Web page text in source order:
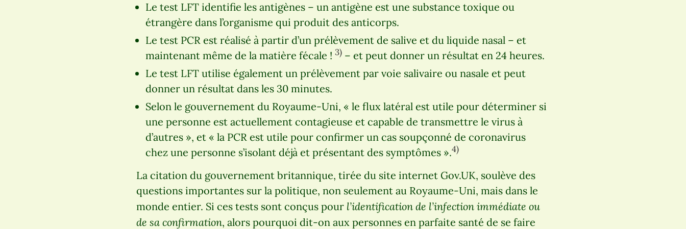
Le test LFT identifie les antigènes – un antigène est une substance toxique ou
étrangère dans l’organisme qui produit des anticorps.
Le test PCR est réalisé à partir d’un prélèvement de salive et du liquide nasal – et
maintenant même de la matière fécale ! 3)– et peut donner un résultat en 24 heures.
Le test LFT utilise également un prélèvement par voie salivaire ou nasale et peut
donner un résultat dans les 30 minutes.
Selon le gouvernement du Royaume-Uni, « le flux latéral est utile pour déterminer si
une personne est actuellement contagieuse et capable de transmettre le virus à
d’autres », et « la PCR est utile pour confirmer un cas soupçonné de coronavirus
chez une personne s’isolant déjà et présentant des symptômes ».4)
La citation du gouvernement britannique, tirée du site internet Gov.UK, soulève des
questions importantes sur la politique, non seulement au Royaume-Uni, mais dans le
monde entier. Si ces tests sont conçus pour l’identification de l’infection immédiate ou
de sa confirmation, alors pourquoi dit-on aux personnes en parfaite santé de se faire